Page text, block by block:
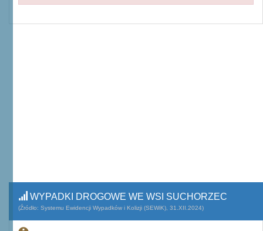
WYPADKI DROGOWE WE WSI SUCHORZEC
(Źródło: Systemu Ewidencji Wypadków i Kolizji (SEWiK), 31.XII.2024)